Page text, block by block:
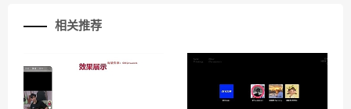
相关推荐